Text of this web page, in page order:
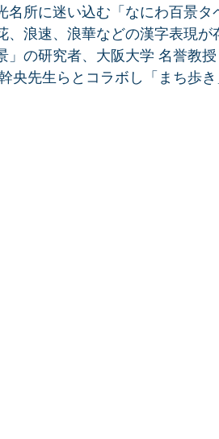
所に迷い込む「なにわ百景タ
浪速、浪華などの漢字表現が
」の研究者、大阪大学 名誉教
央先生らとコラボし「まち歩